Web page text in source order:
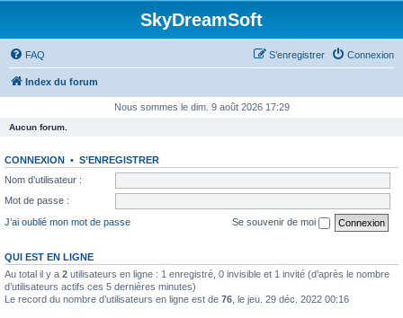
SkyDreamSoft
FAQ Connexion
S’enregistrer
Index du forum
Nous sommes le dim. 9 août 2026 17:29
Aucun forum.
CONNEXION • S’ENREGISTRER
Nom d’utilisateur :
Mot de passe :
J’ai oublié mon mot de passe
Se souvenir de moi
QUI EST EN LIGNE
Au total il y a 2 utilisateurs en ligne : 1 enregistré, 0 invisible et 1 invité (d’après le nombre
d’utilisateurs actifs ces 5 dernières minutes)
Le record du nombre d’utilisateurs en ligne est de 76 , le jeu. 29 déc. 2022 00:16